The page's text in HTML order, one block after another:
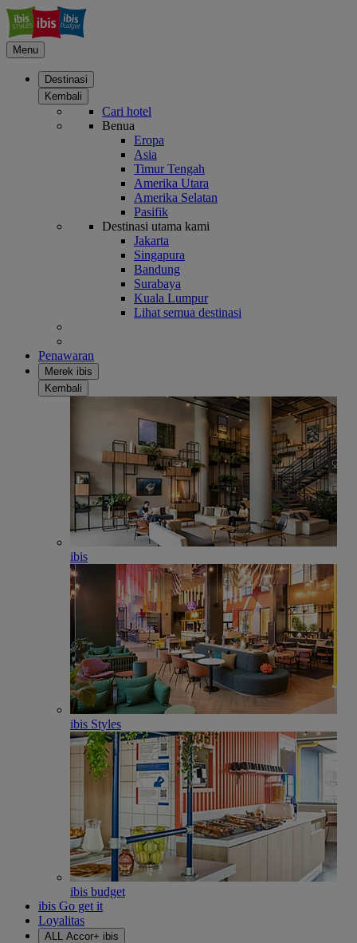
Menu
Destinasi
Kembali
Cari hotel
Benua
Eropa
Asia
Timur Tengah
Amerika Utara
Amerika Selatan
Pasifik
Destinasi utama kami
Jakarta
Singapura
Bandung
Surabaya
Kuala Lumpur
Lihat semua destinasi
Penawaran
Merek ibis
Kembali
ibis
ibis Styles
ibis budget
ibis Go get it
Loyalitas
ALL Accor+ ibis